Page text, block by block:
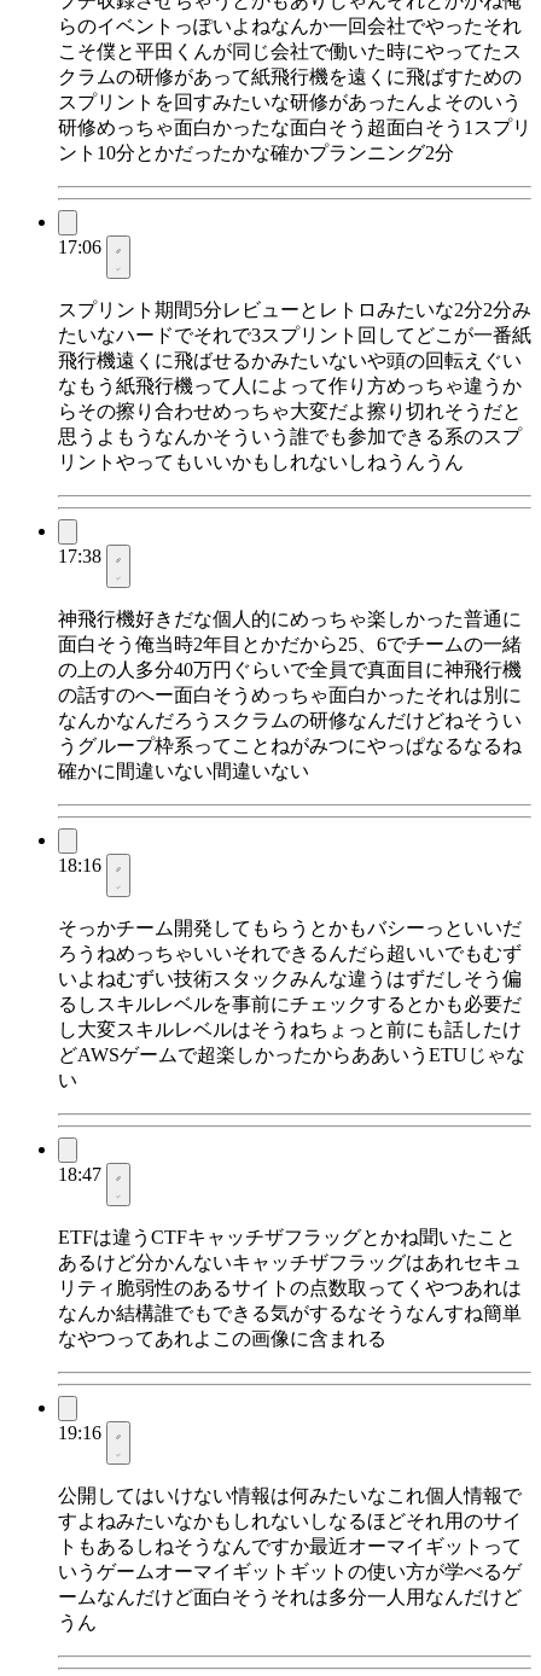
らのイベントっぽいよねなんか一回会社でやったそれ
こそ僕と平田くんが同じ会社で働いた時にやってたス
クラムの研修があって紙飛行機を遠くに飛ばすための
スプリントを回すみたいな研修があったんよそのいう
研修めっちゃ面白かったな面白そう超面白そう1スプリ
ント10分とかだったかな確かプランニング2分
17:06
スプリント期間5分レビューとレトロみたいな2分2分み
たいなハードでそれで3スプリント回してどこが一番紙
飛行機遠くに飛ばせるかみたいないや頭の回転えぐい
なもう紙飛行機って人によって作り方めっちゃ違うか
らその擦り合わせめっちゃ大変だよ擦り切れそうだと
思うよもうなんかそういう誰でも参加できる系のスプ
リントやってもいいかもしれないしねうんうん
17:38
神飛行機好きだな個人的にめっちゃ楽しかった普通に
面白そう俺当時2年目とかだから25、6でチームの一緒
の上の人多分40万円ぐらいで全員で真面目に神飛行機
の話すのへー面白そうめっちゃ面白かったそれは別に
なんかなんだろうスクラムの研修なんだけどねそうい
うグループ枠系ってことねがみつにやっぱなるなるね
確かに間違いない間違いない
18:16
そっかチーム開発してもらうとかもバシーっといいだ
ろうねめっちゃいいそれできるんだら超いいでもむず
いよねむずい技術スタックみんな違うはずだしそう偏
るしスキルレベルを事前にチェックするとかも必要だ
し大変スキルレベルはそうねちょっと前にも話したけ
どAWSゲームで超楽しかったからああいうETUじゃな
い
18:47
ETFは違うCTFキャッチザフラッグとかね聞いたこと
あるけど分かんないキャッチザフラッグはあれセキュ
リティ脆弱性のあるサイトの点数取ってくやつあれは
なんか結構誰でもできる気がするなそうなんすね簡単
なやつってあれよこの画像に含まれる
19:16
公開してはいけない情報は何みたいなこれ個人情報で
すよねみたいなかもしれないしなるほどそれ用のサイ
トもあるしねそうなんですか最近オーマイギットって
いうゲームオーマイギットギットの使い方が学べるゲ
ームなんだけど面白そうそれは多分一人用なんだけど
うん